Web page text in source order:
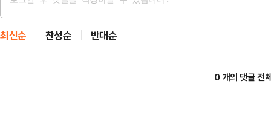
최신순 찬성순 반대순
0 개의 댓글 전